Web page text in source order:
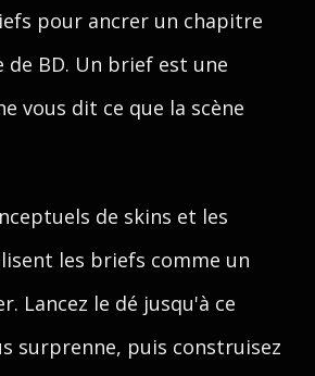
pour ancrer un chapitre
de BD. Un brief est une
vous dit ce que la scène
de skins et les
les briefs comme un
Lancez le dé jusqu'à ce
surprenne, puis construisez